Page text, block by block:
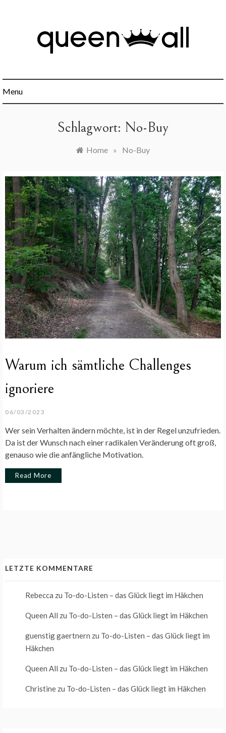
Menu
Schlagwort: No-Buy
Home » No-Buy
Warum ich sämtliche Challenges
ignoriere
06/03/2023
Wer sein Verhalten ändern möchte, ist in der Regel unzufrieden.
Da ist der Wunsch nach einer radikalen Veränderung oft groß,
genauso wie die anfängliche Motivation.
Read More
LETZTE KOMMENTARE
Rebecca zu To-do-Listen – das Glück liegt im Häkchen
Queen All zu To-do-Listen – das Glück liegt im Häkchen
guenstig gaertnern zu To-do-Listen – das Glück liegt im
Häkchen
Queen All zu To-do-Listen – das Glück liegt im Häkchen
Christine zu To-do-Listen – das Glück liegt im Häkchen